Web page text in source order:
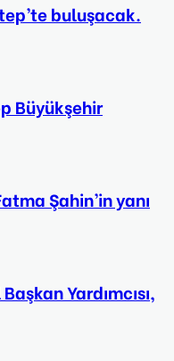
buluşacak.
Büyükşehir
Şahin’in yanı
Yardımcısı,